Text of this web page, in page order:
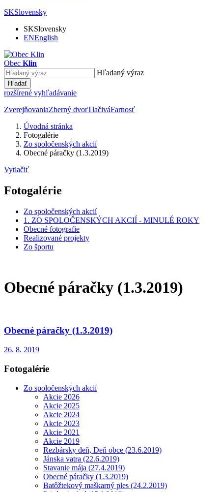
SKSlovensky
SKSlovensky
ENEnglish
Obec Klin
Hľadaný výraz
Hľadať
rozšírené vyhľadávanie
ZverejňovaniaZberný dvorTlačiváFarnosť
Úvodná stránka
Fotogalérie
Zo spoločenských akcií
Obecné páračky (1.3.2019)
Vytlačiť
Fotogalérie
Zo spoločenských akcií
1. ZO SPOLOČENSKÝCH AKCIÍ - MINULÉ ROKY
Obecné fotografie
Realizované projekty
Zo športu
Obecné páračky (1.3.2019)
Obecné páračky (1.3.2019)
26. 8. 2019
Fotogalérie
Zo spoločenských akcií
Akcie 2026
Akcie 2025
Akcie 2024
Akcie 2023
Akcie 2021
Akcie 2019
Rezbársky deň, Deň obce (23.6.2019)
Jánska vatra (22.6.2019)
Stavanie mája (27.4.2019)
Obecné páračky (1.3.2019)
Batôžtekový maškarný ples (24.2.2019)